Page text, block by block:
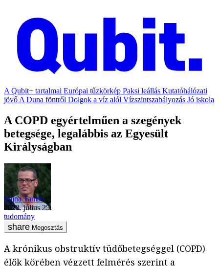
A Qubit+ tartalmai Európai tűzkörkép Paksi leállás Kutatóhálózati
jövő A Duna föntről Dolgok a víz alól Vízszintszabályozás Jó iskola
A COPD egyértelműen a szegények
betegsége, legalábbis az Egyesült
Királyságban
Vajna Tamás
2022. július 25.
tudomány
Megosztás
A krónikus obstruktív tüdőbetegséggel (COPD)
élők körében végzett felmérés szerint a